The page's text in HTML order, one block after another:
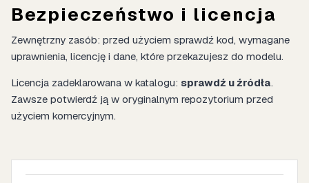
Bezpieczeństwo i licencja
Zewnętrzny zasób: przed użyciem sprawdź kod, wymagane
uprawnienia, licencję i dane, które przekazujesz do modelu.
Licencja zadeklarowana w katalogu: sprawdź u źródła.
Zawsze potwierdź ją w oryginalnym repozytorium przed
użyciem komercyjnym.